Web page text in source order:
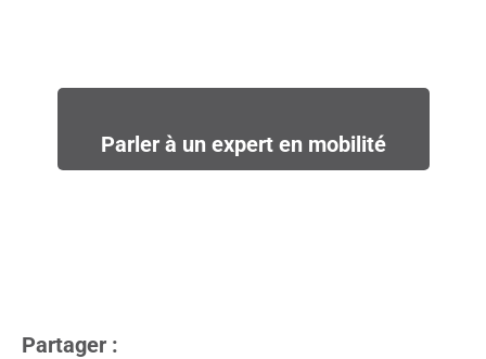
Parler à un expert en mobilité
Partager :